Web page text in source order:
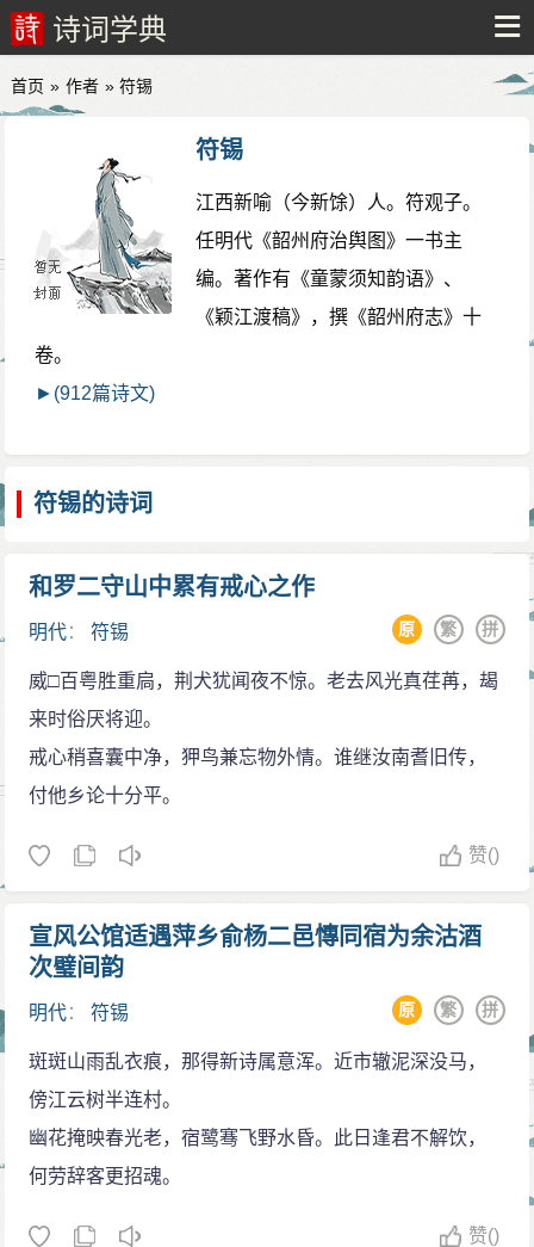
诗词学典
首页 » 作者 » 符锡
符锡
江西新喻（今新馀）人。符观子。
任明代《韶州府治舆图》一书主
编。著作有《童蒙须知韵语》、
《颖江渡稿》，撰《韶州府志》十
卷。
►(912篇诗文)
符锡的诗词
和罗二守山中累有戒心之作
明代：符锡 拼
繁
原
威□百粤胜重扃，荆犬犹闻夜不惊。老去风光真荏苒，朅
来时俗厌将迎。
戒心稍喜囊中净，狎鸟兼忘物外情。谁继汝南耆旧传，
付他乡论十分平。
赞()
宣风公馆适遇萍乡俞杨二邑慱同宿为余沽酒
次璧间韵
明代：符锡 拼
繁
原
斑斑山雨乱衣痕，那得新诗属意浑。近市辙泥深没马，
傍江云树半连村。
幽花掩映春光老，宿鹭骞飞野水昏。此日逢君不解饮，
何劳辞客更招魂。
赞()